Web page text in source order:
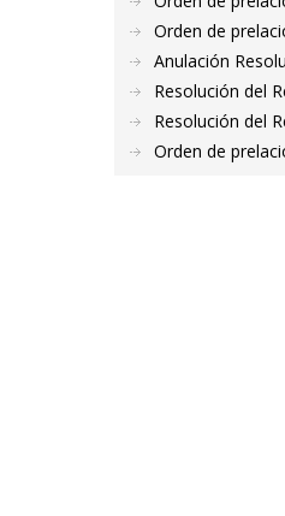
Orden de
Anulación
Resolución del
Resolución del
Orden de